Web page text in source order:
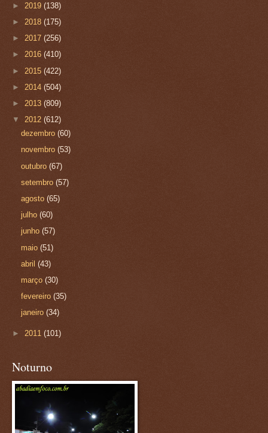
► 2019 (138)
► 2018 (175)
► 2017 (256)
► 2016 (410)
► 2015 (422)
► 2014 (504)
► 2013 (809)
▼ 2012 (612)
dezembro(60)
novembro(53)
outubro(67)
setembro(57)
agosto(65)
julho(60)
junho(57)
maio(51)
abril(43)
março(30)
fevereiro(35)
janeiro(34)
► 2011 (101)
Noturno